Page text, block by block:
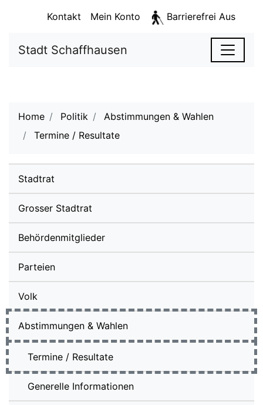
Kopfzeile
Stadt Schaffhausen -
Sprunglinks
zur Startseite
Direkt zur Hauptnavigation
Direkt zum Inhalt
Direkt zur Suche
Direkt zum Stichwortverzeichnis
Kontakt Mein Konto Barrierefrei Aus
Hauptnavigation
zur Startseite
Stadt Schaffhausen
Hauptinhalt
Sie sind hier:
Home Politik
Abstimmungen & Wahlen
Termine / Resultate
Subnavigation
Stadtrat
Grosser Stadtrat
Behördenmitglieder
Parteien
Volk
Abstimmungen & Wahlen
Termine / Resultate
Generelle Informationen